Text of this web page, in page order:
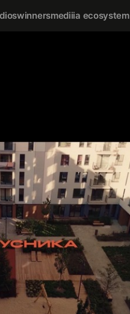
winnersmediiia ecosystem